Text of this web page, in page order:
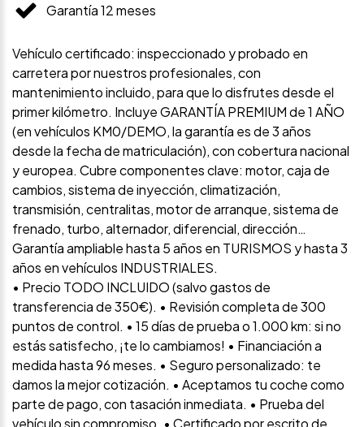
Garantía 12 meses
Vehículo certificado: inspeccionado y probado en
carretera por nuestros profesionales, con
mantenimiento incluido, para que lo disfrutes desde el
primer kilómetro. Incluye GARANTÍA PREMIUM de 1 AÑO
(en vehículos KM0/DEMO, la garantía es de 3 años
desde la fecha de matriculación), con cobertura nacional
y europea. Cubre componentes clave: motor, caja de
cambios, sistema de inyección, climatización,
transmisión, centralitas, motor de arranque, sistema de
frenado, turbo, alternador, diferencial, dirección…
Garantía ampliable hasta 5 años en TURISMOS y hasta 3
años en vehículos INDUSTRIALES.
• Precio TODO INCLUIDO (salvo gastos de
transferencia de 350€). • Revisión completa de 300
puntos de control. • 15 días de prueba o 1.000 km: si no
estás satisfecho, ¡te lo cambiamos! • Financiación a
medida hasta 96 meses. • Seguro personalizado: te
damos la mejor cotización. • Aceptamos tu coche como
parte de pago, con tasación inmediata. • Prueba del
vehículo sin compromiso. • Certificado por escrito de